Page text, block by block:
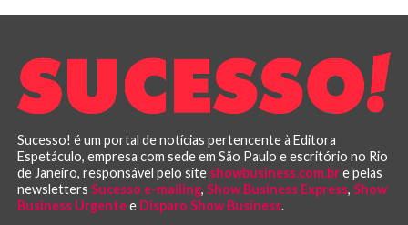
Sucesso! é um portal de notícias pertencente à Editora
Espetáculo, empresa com sede em São Paulo e escritório no Rio
de Janeiro, responsável pelo site showbusiness.com.bre pelas
newsletters Sucesso e-mailing, Show Business Express, Show
Business Urgentee Disparo Show Business.